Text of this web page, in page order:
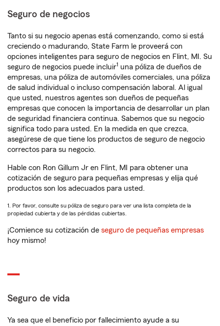
Seguro de negocios
Tanto si su negocio apenas está comenzando, como si está
creciendo o madurando, State Farm le proveerá con
opciones inteligentes para seguro de negocios en Flint, MI. Su
seguro de negocios puede incluir1 una póliza de dueños de
empresas, una póliza de automóviles comerciales, una póliza
de salud individual o incluso compensación laboral. Al igual
que usted, nuestros agentes son dueños de pequeñas
empresas que conocen la importancia de desarrollar un plan
de seguridad financiera continua. Sabemos que su negocio
significa todo para usted. En la medida en que crezca,
asegúrese de que tiene los productos de seguro de negocio
correctos para su negocio.
Hable con Ron Gillum Jr en Flint, MI para obtener una
cotización de seguro para pequeñas empresas y elija qué
productos son los adecuados para usted.
1. Por favor, consulte su póliza de seguro para ver una lista completa de la
propiedad cubierta y de las pérdidas cubiertas.
¡Comience su cotización de seguro de pequeñas empresas
hoy mismo!
Seguro de vida
Ya sea que el beneficio por fallecimiento ayude a su